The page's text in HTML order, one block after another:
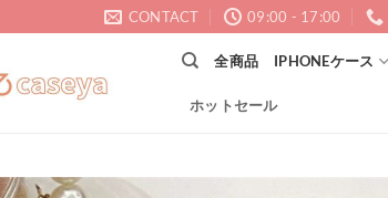
CONTACT 09:00 - 17:00
全商品 IPHONEケース
ホットセール